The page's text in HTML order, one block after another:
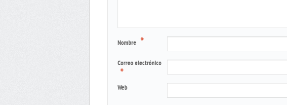
Nombre *
Correo electrónico
*
Web